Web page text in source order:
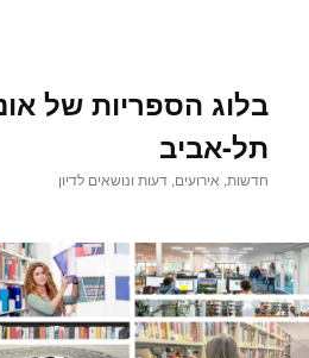
בלוג הספריות של
תל-אביב
חדשות, אירועים, דעות ונושאים לדיון